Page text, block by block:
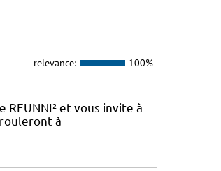
relevance: 100%
et vous invite à
à